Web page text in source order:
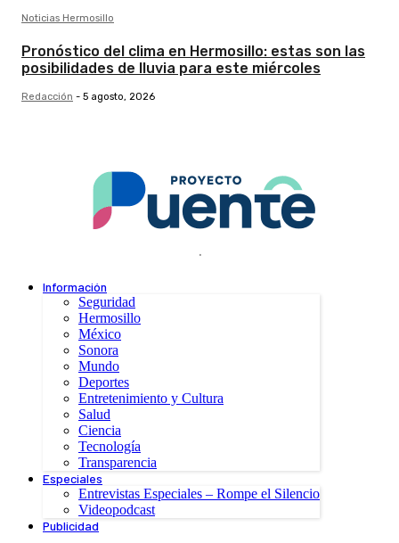
Noticias Hermosillo
Pronóstico del clima en Hermosillo: estas son las
posibilidades de lluvia para este miércoles
Redacción - 5 agosto, 2026
.
Información
Seguridad
Hermosillo
México
Sonora
Mundo
Deportes
Entretenimiento y Cultura
Salud
Ciencia
Tecnología
Transparencia
Especiales
Entrevistas Especiales – Rompe el Silencio
Videopodcast
Publicidad